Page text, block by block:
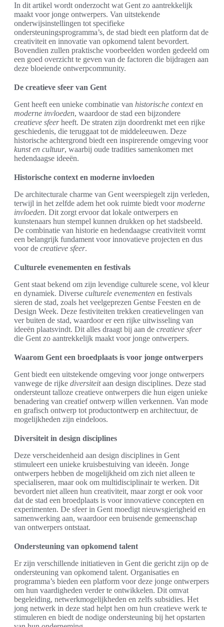
In dit artikel wordt onderzocht wat Gent zo aantrekkelijk
maakt voor jonge ontwerpers. Van uitstekende
onderwijsinstellingen tot specifieke
ondersteuningsprogramma’s, de stad biedt een platform dat de
creativiteit en innovatie van opkomend talent bevordert.
Bovendien zullen praktische voorbeelden worden gedeeld om
een goed overzicht te geven van de factoren die bijdragen aan
deze bloeiende ontwerpcommunity.
De creatieve sfeer van Gent
Gent heeft een unieke combinatie van historische contexten
moderne invloeden, waardoor de stad een bijzondere
creatieve sfeerheeft. De straten zijn doordrenkt met een rijke
geschiedenis, die teruggaat tot de middeleeuwen. Deze
historische achtergrond biedt een inspirerende omgeving voor
kunst en cultuur, waarbij oude tradities samenkomen met
hedendaagse ideeën.
Historische context en moderne invloeden
De architecturale charme van Gent weerspiegelt zijn verleden,
terwijl in het zelfde adem het ook ruimte biedt voormoderne
invloeden. Dit zorgt ervoor dat lokale ontwerpers en
kunstenaars hun stempel kunnen drukken op het stadsbeeld.
De combinatie van historie en hedendaagse creativiteit vormt
een belangrijk fundament voor innovatieve projecten en dus
voor de creatieve sfeer.
Culturele evenementen en festivals
Gent staat bekend om zijn levendige culturele scene, vol kleur
en dynamiek. Diverse culturele evenementen en festivals
sieren de stad, zoals het veelgeprezen Gentse Feesten en de
Design Week. Deze festiviteiten trekken creatievelingen van
ver buiten de stad, waardoor er een rijke uitwisseling van
ideeën plaatsvindt. Dit alles draagt bij aan de creatieve sfeer
die Gent zo aantrekkelijk maakt voor jonge ontwerpers.
Waarom Gent een broedplaats is voor jonge ontwerpers
Gent biedt een uitstekende omgeving voor jonge ontwerpers
vanwege de rijke diversiteitaan design disciplines. Deze stad
ondersteunt talloze creatieve ontwerpers die hun eigen unieke
benadering van creatief ontwerp willen verkennen. Van mode
en grafisch ontwerp tot productontwerp en architectuur, de
mogelijkheden zijn eindeloos.
Diversiteit in design disciplines
Deze verscheidenheid aan design disciplines in Gent
stimuleert een unieke kruisbestuiving van ideeën. Jonge
ontwerpers hebben de mogelijkheid om zich niet alleen te
specialiseren, maar ook om multidisciplinair te werken. Dit
bevordert niet alleen hun creativiteit, maar zorgt er ook voor
dat de stad een broedplaats is voor innovatieve concepten en
experimenten. De sfeer in Gent moedigt nieuwsgierigheid en
samenwerking aan, waardoor een bruisende gemeenschap
van ontwerpers ontstaat.
Ondersteuning van opkomend talent
Er zijn verschillende initiatieven in Gent die gericht zijn op de
ondersteuning van opkomend talent. Organisaties en
programma’s bieden een platform voor deze jonge ontwerpers
om hun vaardigheden verder te ontwikkelen. Dit omvat
begeleiding, netwerkmogelijkheden en zelfs subsidies. Het
jong netwerk in deze stad helpt hen om hun creatieve werk te
stimuleren en biedt de nodige ondersteuning bij het opstarten